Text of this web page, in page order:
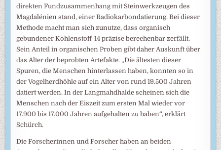
direkten Fundzusammenhang mit Steinwerkzeugen des
Magdalénien stand, einer Radiokarbondatierung. Bei dieser
Methode macht man sich zunutze, dass organisch
gebundener Kohlenstoff-14 präzise berechenbar zerfällt.
Sein Anteil in organischen Proben gibt daher Auskunft über
das Alter der beprobten Artefakte. „Die ältesten dieser
Spuren, die Menschen hinterlassen haben, konnten so in
der Vogelherdhöhle auf ein Alter von rund 19.500 Jahren
datiert werden. In der Langmahdhalde scheinen sich die
Menschen nach der Eiszeit zum ersten Mal wieder vor
17.900 bis 17.000 Jahren aufgehalten zu haben“, erklärt
Schürch.
Die Forscherinnen und Forscher haben an beiden